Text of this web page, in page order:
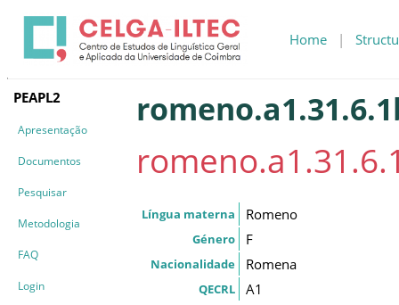
Home |
PEAPL2
Apresentação
Documentos
Pesquisar
Metodologia
FAQ
Login
Língua materna Romeno
Género F
Nacionalidade Romena
QECRL A1